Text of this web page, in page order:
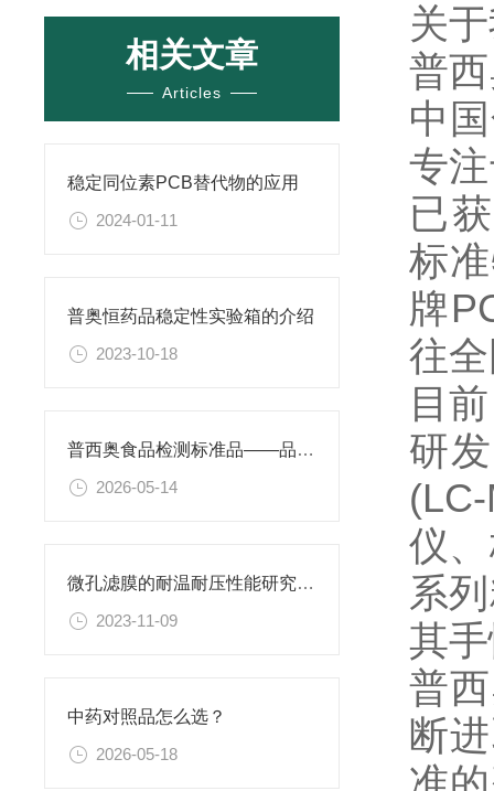
相关文章
Articles
稳定同位素PCB替代物的应用
2024-01-11
普奥恒药品稳定性实验箱的介绍
2023-10-18
普西奥食品检测标准品——品类丰富，支持定制
2026-05-14
微孔滤膜的耐温耐压性能研究及其应用
2023-11-09
中药对照品怎么选？
2026-05-18
关
普
中
专
已
标
牌
往
目
研
仪
系
其
普
断